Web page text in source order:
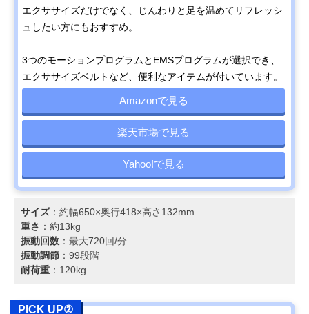
エクササイズだけでなく、じんわりと足を温めてリフレッシ
ュしたい方にもおすすめ。
3つのモーションプログラムとEMSプログラムが選択でき、
エクササイズベルトなど、便利なアイテムが付いています。
Amazonで見る
楽天市場で見る
Yahoo!で見る
サイズ：約幅650×奥行418×高さ132mm
重さ ：約13kg
振動回数 ：最大720回/分
振動調節 ：99段階
耐荷重 ：120kg
PICK UP②